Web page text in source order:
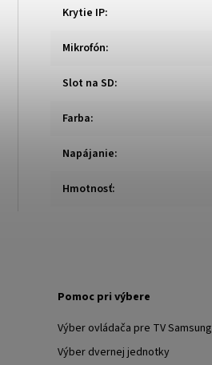
Krytie IP:
Mikrofón:
Slot na SD:
Farba:
Napájanie:
Hmotnosť:
Pomoc pri výbere
Výber ovládača pre TV Samsung
Výber dvernej jednotky